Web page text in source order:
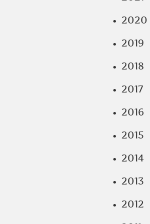
2020
2019
2018
2017
2016
2015
2014
2013
2012